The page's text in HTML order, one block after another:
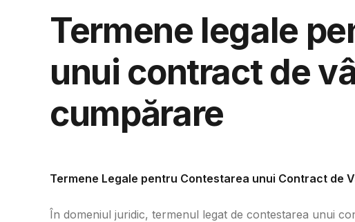
Termene legale
unui contract de
cumpărare
Termene Legale pentru Contestarea unui Contract de
În domeniul juridic, termenul legat de contestarea unui